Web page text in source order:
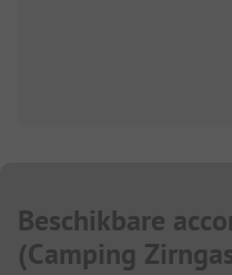
Beschikbare
(Camping